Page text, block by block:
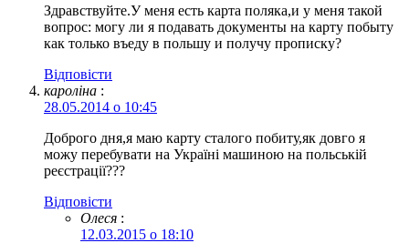
Здравствуйте.У меня есть карта поляка,и у меня такой
вопрос: могу ли я подавать документы на карту побыту
как только въеду в польшу и получу прописку?
Відповіcти
кароліна :
28.05.2014 о 10:45
Доброго дня,я маю карту сталого побиту,як довго я
можу перебувати на Україні машиною на польській
реєстрації???
Відповіcти
Олеся :
12.03.2015 о 18:10